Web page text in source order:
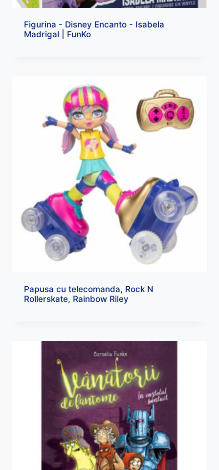
Figurina - Disney Encanto - Isabela
Madrigal | FunKo
Papusa cu telecomanda, Rock N
Rollerskate, Rainbow Riley